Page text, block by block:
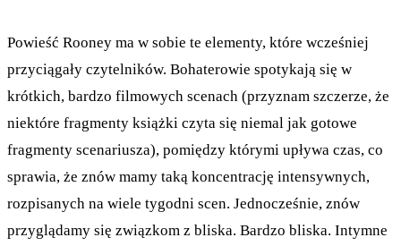
Powieść Rooney ma w sobie te elementy, które wcześniej
przyciągały czytelników. Bohaterowie spotykają się w
krótkich, bardzo filmowych scenach (przyznam szczerze, że
niektóre fragmenty książki czyta się niemal jak gotowe
fragmenty scenariusza), pomiędzy którymi upływa czas, co
sprawia, że znów mamy taką koncentrację intensywnych,
rozpisanych na wiele tygodni scen. Jednocześnie, znów
przyglądamy się związkom z bliska. Bardzo bliska. Intymne